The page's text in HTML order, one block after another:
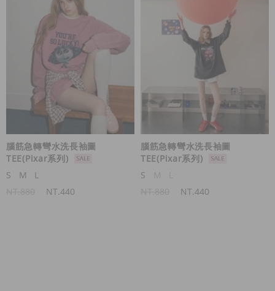
腦筋急轉彎水洗長袖圖
TEE(Pixar系列)
S
M
L
NT.440
腦筋急轉彎水洗長袖圖
TEE(Pixar系列)
S
NT.440